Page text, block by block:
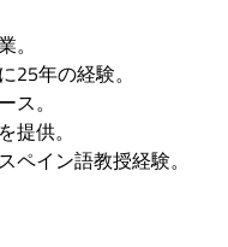
25年の経験。
ス。
供。
イン語教授経験。